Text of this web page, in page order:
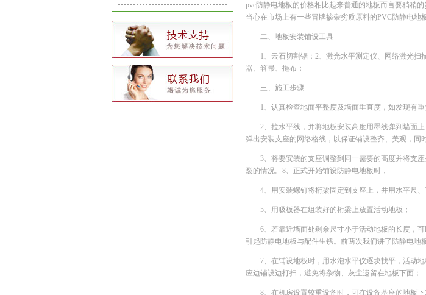
立首个共享电单车推荐停车点
pvc防静电地板的价格相比起来普通的地板而言要稍稍
当心在市场上有一些冒牌掺杂劣质原料的PVC防静电地
二、地板安装铺设工具
1、云石切割锯；2、激光水平测定仪、网络激光
器、笤帚、拖布；
三、施工步骤
1、认真检查地面平整度及墙面垂直度，如发现有
2、拉水平线，并将地板安装高度用墨线弹到墙面
弹出安装支座的网络格线，以保证铺设整齐、美观，同
3、将要安装的支座调整到同一需要的高度并将支
裂的情况。8、正式开始铺设防静电地板时，
4、用安装螺钉将桁梁固定到支座上，并用水平尺
5、用吸板器在组装好的桁梁上放置活动地板；
6、若靠近墙面处剩余尺寸小于活动地板的长度，
引起防静电地板与配件生锈。前两次我们讲了防静电地
7、在铺设地板时，用水泡水平仪逐块找平，活动
应边铺设边打扫，避免将杂物、灰尘遗留在地板下面；
8、在机房设置较重设备时，可在设备基座的地板